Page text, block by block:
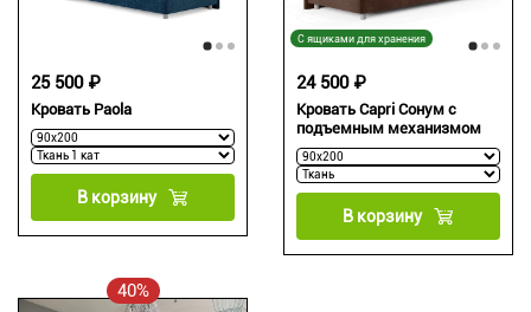
Кровать Paola
25 500 ₽
В корзину
С ящиками для хранения
Кровать Capri Сонум с
подъемным механизмом
24 500 ₽
В корзину
40%